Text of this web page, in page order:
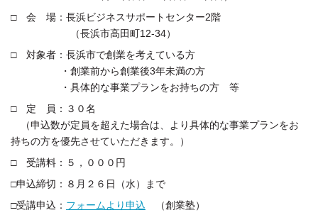
□ 会 場：長浜ビジネスサポートセンター2階
（長浜市高田町12-34）
□ 対象者：長浜市で創業を考えている方
・創業前から創業後3年未満の方
・具体的な事業プランをお持ちの方 等
□ 定 員：３０名
（申込数が定員を超えた場合は、より具体的な事業プランをお
持ちの方を優先させていただきます。）
□ 受講料：５，０００円
□申込締切：８月２６日（水）まで
□受講申込： フォームより申込 （創業塾）